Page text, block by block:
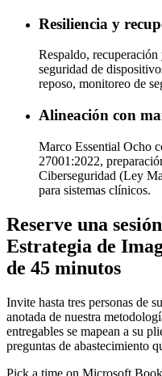
Resiliencia y
Respaldo,
seguridad de
reposo, monitoreo de
Alineación con
Marco Essential Ocho
27001:2022,
Ciberseguridad (Ley
para sistemas clínicos.
Reserve una
Estrategia de
de 45 minutos
Invite hasta tres personas de
anotada de nuestra
entregables se mapean a su
preguntas de abastecimiento
Pick a time on Microsoft